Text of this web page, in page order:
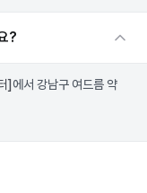
?
] 에서 강남구 여드름 약